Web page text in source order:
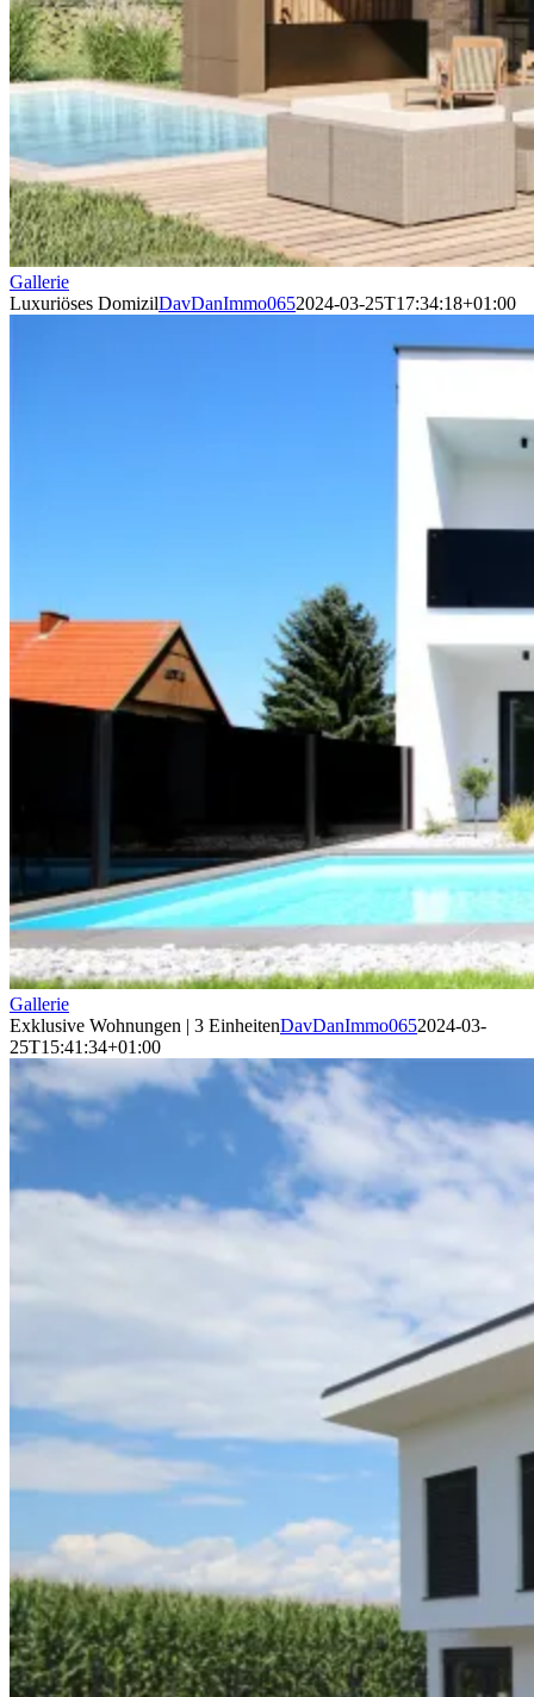
Gallerie
Luxuriöses DomizilDavDanImmo0652024-03-25T17:34:18+01:00
Gallerie
Exklusive Wohnungen | 3 EinheitenDavDanImmo0652024-03-
25T15:41:34+01:00